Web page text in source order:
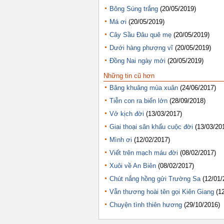
Bông Súng trắng (20/05/2019)
Má ơi (20/05/2019)
Cây Sầu Đâu quê mẹ (20/05/2019)
Dưới hàng phượng vĩ (20/05/2019)
Đồng Nai ngày mới (20/05/2019)
Những tin cũ hơn
Bâng khuâng mùa xuân (24/06/2017)
Tiễn con ra biển lớn (28/09/2018)
Vở kịch đời (13/03/2017)
Giai thoại sân khấu cuộc đời (13/03/
Mình ơi (12/02/2017)
Viết trên mạch máu đời (08/02/2017)
Xuôi về An Biên (08/02/2017)
Chút nắng hồng gửi Trường Sa (12/01/
Vẫn thương hoài tên gọi Kiên Giang
Chuyện tình thiên hương (29/10/2016)